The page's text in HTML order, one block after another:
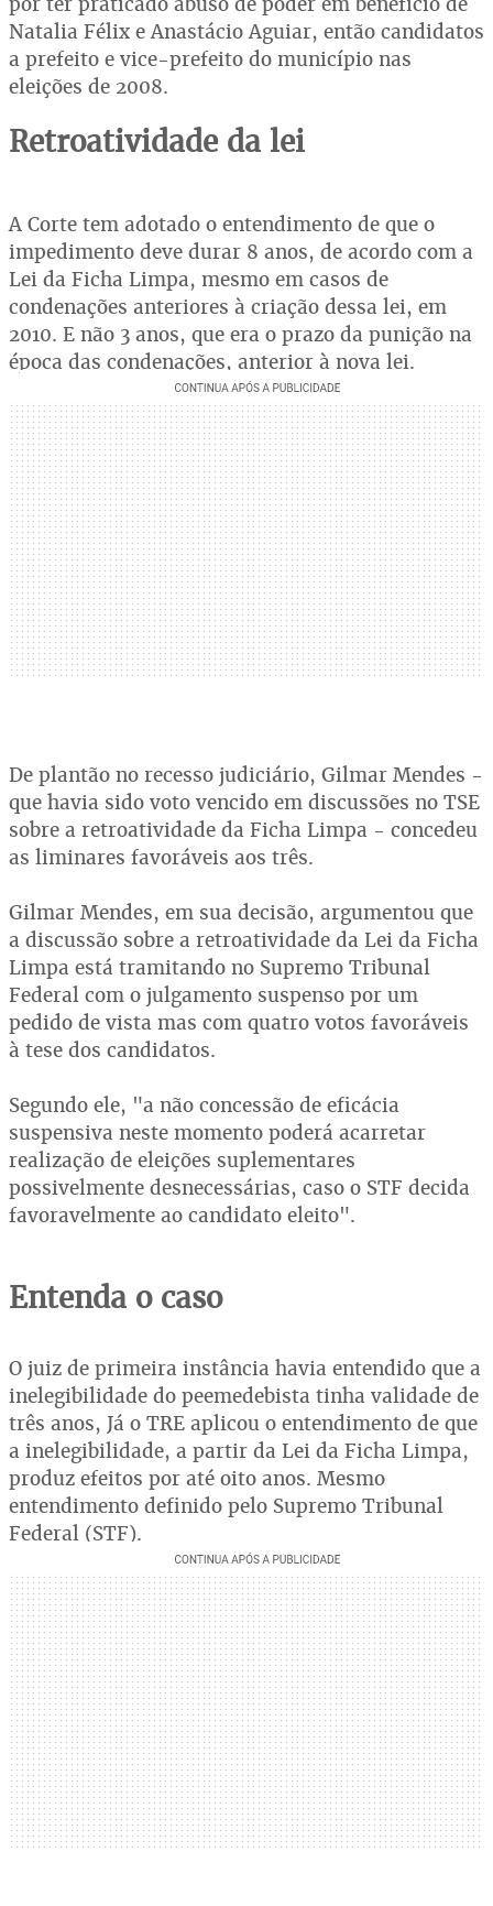
Natalia Félix e Anastácio Aguiar, então candidatos
a prefeito e vice-prefeito do município nas
eleições de 2008.
Retroatividade da lei
A Corte tem adotado o entendimento de que o
impedimento deve durar 8 anos, de acordo com a
Lei da Ficha Limpa, mesmo em casos de
condenações anteriores à criação dessa lei, em
2010. E não 3 anos, que era o prazo da punição na
época das condenações, anterior à nova lei.
De plantão no recesso judiciário, Gilmar Mendes -
que havia sido voto vencido em discussões no TSE
sobre a retroatividade da Ficha Limpa - concedeu
as liminares favoráveis aos três.
Gilmar Mendes, em sua decisão, argumentou que
a discussão sobre a retroatividade da Lei da Ficha
Limpa está tramitando no Supremo Tribunal
Federal com o julgamento suspenso por um
pedido de vista mas com quatro votos favoráveis
à tese dos candidatos.
Segundo ele, "a não concessão de eficácia
suspensiva neste momento poderá acarretar
realização de eleições suplementares
possivelmente desnecessárias, caso o STF decida
favoravelmente ao candidato eleito".
Entenda o caso
O juiz de primeira instância havia entendido que a
inelegibilidade do peemedebista tinha validade de
três anos, Já o TRE aplicou o entendimento de que
a inelegibilidade, a partir da Lei da Ficha Limpa,
produz efeitos por até oito anos. Mesmo
entendimento definido pelo Supremo Tribunal
Federal (STF).